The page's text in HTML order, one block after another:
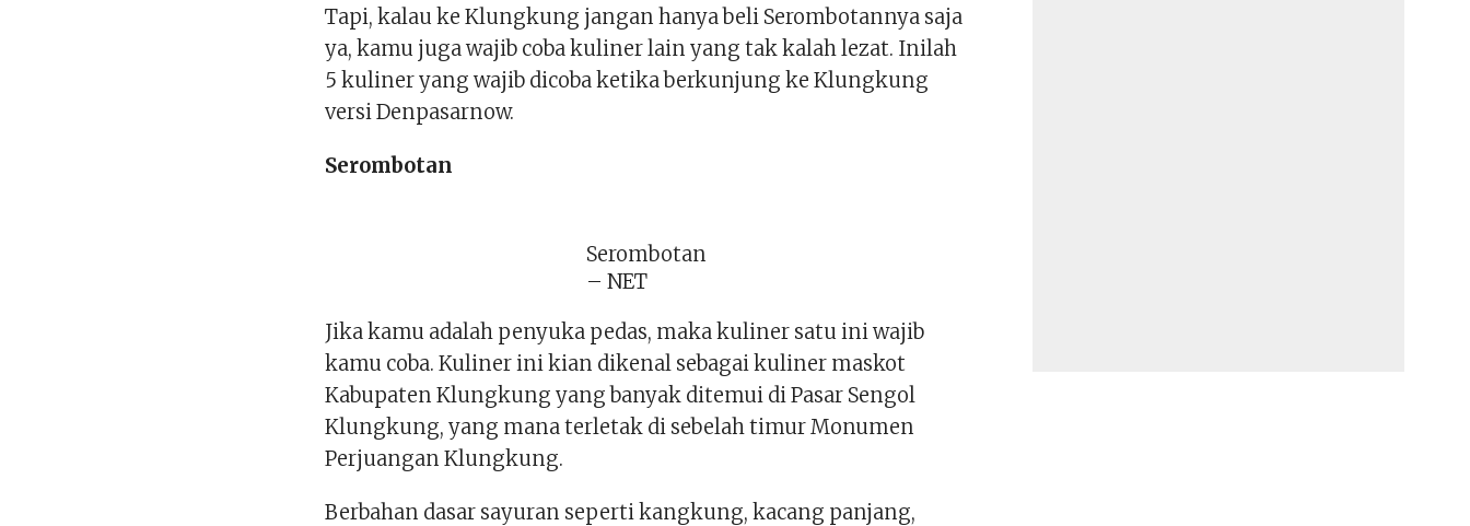
Tapi, kalau ke Klungkung jangan hanya beli Serombotannya saja
ya, kamu juga wajib coba kuliner lain yang tak kalah lezat. Inilah
5 kuliner yang wajib dicoba ketika berkunjung ke Klungkung
versi Denpasarnow.
Serombotan
Serombotan
– NET
Jika kamu adalah penyuka pedas, maka kuliner satu ini wajib
kamu coba. Kuliner ini kian dikenal sebagai kuliner maskot
Kabupaten Klungkung yang banyak ditemui di Pasar Sengol
Klungkung, yang mana terletak di sebelah timur Monumen
Perjuangan Klungkung.
Berbahan dasar sayuran seperti kangkung, kacang panjang,